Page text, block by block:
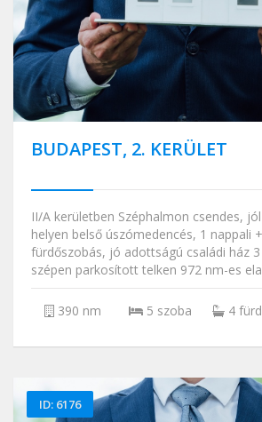
BUDAPEST, 2. KERÜLET
II/A kerületben Széphalmon csendes,
helyen belső úszómedencés, 1 nappali
fürdőszobás, jó adottságú családi ház
szépen parkosított telken 972 nm-es
390 nm 5 szoba 4
ID: 6176